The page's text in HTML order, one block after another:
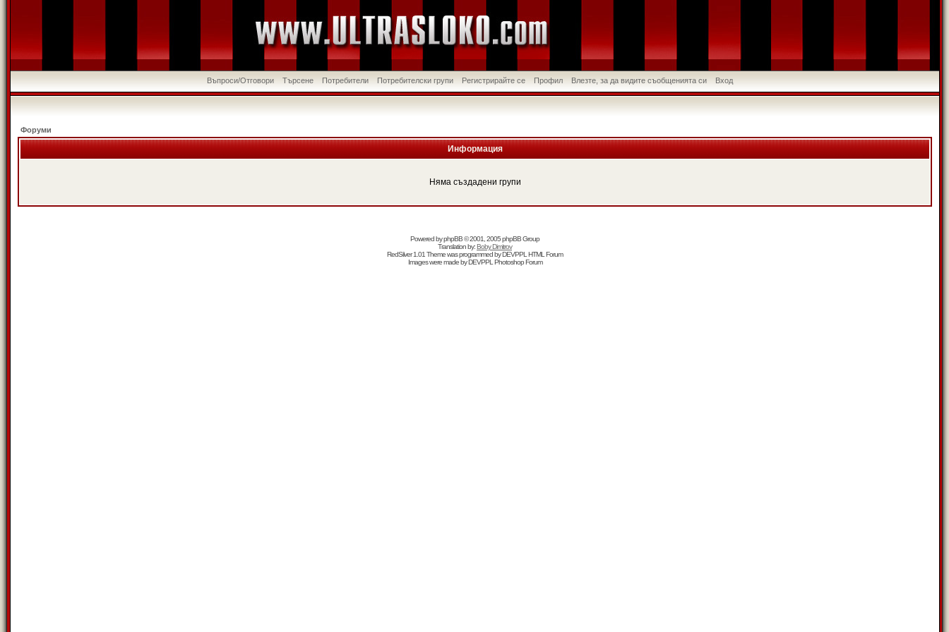
Въпроси/Отговори Търсене Потребители Потребителски групи Регистрирайте се Профил Влезте, за да видите съобщенията си Вход
Форуми
Информация
Няма създадени групи
Powered byphpBB© 2001, 2005 phpBB Group
Translation by:Boby Dimitrov
RedSilver 1.01 Theme was programmed byDEVPPL HTML Forum
Images were made byDEVPPL Photoshop Forum